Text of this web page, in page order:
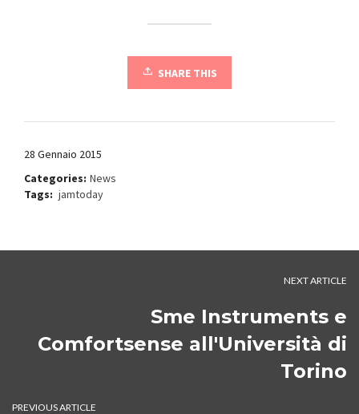
SHARE THIS
28 Gennaio 2015
Categories: News
Tags: jamtoday
NEXT ARTICLE
Sme Instruments e
Comfortsense all'Università di
Torino
PREVIOUS ARTICLE